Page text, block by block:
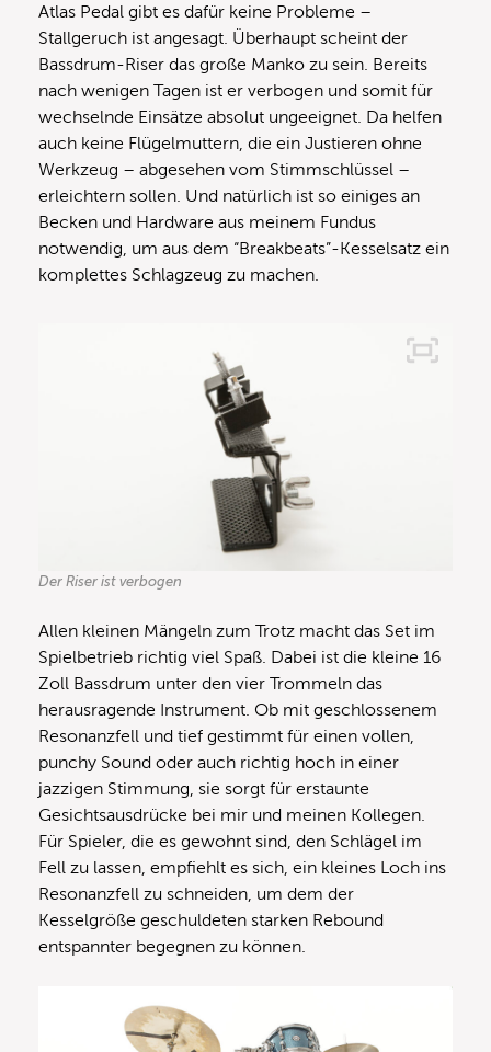
Atlas Pedal gibt es dafür keine Probleme –
Stallgeruch ist angesagt. Überhaupt scheint der
Bassdrum-Riser das große Manko zu sein. Bereits
nach wenigen Tagen ist er verbogen und somit für
wechselnde Einsätze absolut ungeeignet. Da helfen
auch keine Flügelmuttern, die ein Justieren ohne
Werkzeug – abgesehen vom Stimmschlüssel –
erleichtern sollen. Und natürlich ist so einiges an
Becken und Hardware aus meinem Fundus
notwendig, um aus dem “Breakbeats”-Kesselsatz ein
komplettes Schlagzeug zu machen.
Der Riser ist verbogen
Allen kleinen Mängeln zum Trotz macht das Set im
Spielbetrieb richtig viel Spaß. Dabei ist die kleine 16
Zoll Bassdrum unter den vier Trommeln das
herausragende Instrument. Ob mit geschlossenem
Resonanzfell und tief gestimmt für einen vollen,
punchy Sound oder auch richtig hoch in einer
jazzigen Stimmung, sie sorgt für erstaunte
Gesichtsausdrücke bei mir und meinen Kollegen.
Für Spieler, die es gewohnt sind, den Schlägel im
Fell zu lassen, empfiehlt es sich, ein kleines Loch ins
Resonanzfell zu schneiden, um dem der
Kesselgröße geschuldeten starken Rebound
entspannter begegnen zu können.